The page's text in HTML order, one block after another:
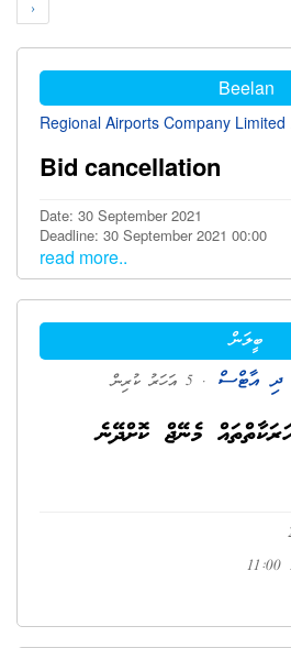
›
Beelan
Regional Airports Company Limited
Bid cancellation
Date: 30 September 2021
Deadline: 30 September 2021 00:00
read more..
ބީލަން
ދި އާޓްސް . 5 އަހަރު ކުރިން
މެނޭޖް ކޮށްދޭނެ